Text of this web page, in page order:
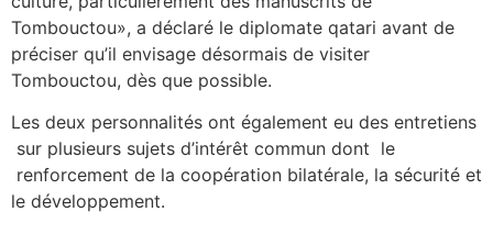
Tombouctou», a déclaré le diplomate qatari avant de
préciser qu’il envisage désormais de visiter
Tombouctou, dès que possible.
Les deux personnalités ont également eu des entretiens
sur plusieurs sujets d’intérêt commun dont le
renforcement de la coopération bilatérale, la sécurité et
le développement.